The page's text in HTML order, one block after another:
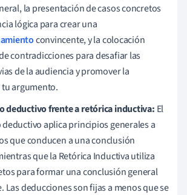
la presentación de casos concretos
lógica para crear una
convincente, y la colocación
contradicciones para desafiar las
de la audiencia y promover la
argumento.
deductivo frente a retórica inductiva: El
aplica principios generales a
que conducen a una conclusión
que la Retórica Inductiva utiliza
para formar una conclusión general
Las deducciones son fijas a menos que se